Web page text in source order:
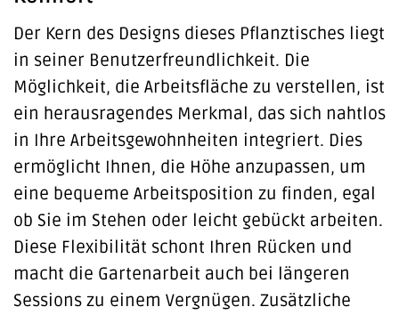
Der Kern des Designs dieses Pflanztisches liegt
in seiner Benutzerfreundlichkeit. Die
Möglichkeit, die Arbeitsfläche zu verstellen, ist
ein herausragendes Merkmal, das sich nahtlos
in Ihre Arbeitsgewohnheiten integriert. Dies
ermöglicht Ihnen, die Höhe anzupassen, um
eine bequeme Arbeitsposition zu finden, egal
ob Sie im Stehen oder leicht gebückt arbeiten.
Diese Flexibilität schont Ihren Rücken und
macht die Gartenarbeit auch bei längeren
Sessions zu einem Vergnügen. Zusätzliche